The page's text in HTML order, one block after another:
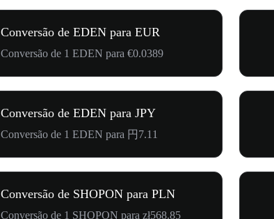
Conversão de EDEN para EUR
Conversão de 1 EDEN para €0.0389
Conversão de EDEN para JPY
Conversão de 1 EDEN para 円7.11
Conversão de SHOPON para PLN
Conversão de 1 SHOPON para zł568.85